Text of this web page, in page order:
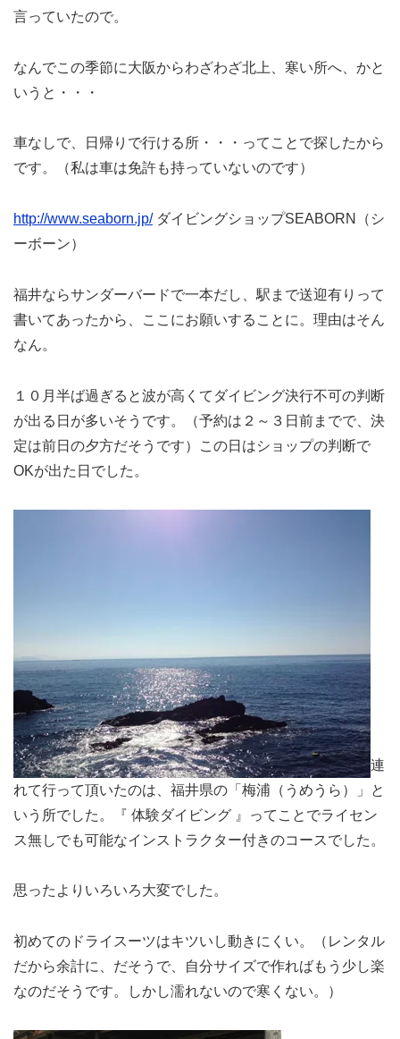
言っていたので。
なんでこの季節に大阪からわざわざ北上、寒い所へ、かと
いうと・・・
車なしで、日帰りで行ける所・・・ってことで探したから
です。（私は車は免許も持っていないのです）
http://www.seaborn.jp/ダイビングショップSEABORN（シ
ーボーン）
福井ならサンダーバードで一本だし、駅まで送迎有りって
書いてあったから、ここにお願いすることに。理由はそん
なん。
１０月半ば過ぎると波が高くてダイビング決行不可の判断
が出る日が多いそうです。（予約は２～３日前までで、決
定は前日の夕方だそうです）この日はショップの判断で
OKが出た日でした。
連
れて行って頂いたのは、福井県の「梅浦（うめうら）」と
いう所でした。『 体験ダイビング 』ってことでライセン
ス無しでも可能なインストラクター付きのコースでした。
思ったよりいろいろ大変でした。
初めてのドライスーツはキツいし動きにくい。（レンタル
だから余計に、だそうで、自分サイズで作ればもう少し楽
なのだそうです。しかし濡れないので寒くない。）